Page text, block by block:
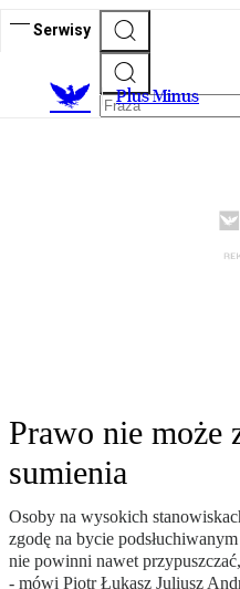
Serwisy
Plus Minus
Prawo nie może
sumienia
Osoby na wysokich
zgodę na bycie
nie powinni nawet
- mówi Piotr Łukasz Juliusz